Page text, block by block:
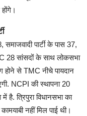
पार्टी के पास 37,
28 सांसदों के साथ लोकसभा
होने से TMC नीचे पायदान
NCPI की स्थापना 20
है. त्रिपुरा विधानसभा का
नहीं म‍िल पाई थी।